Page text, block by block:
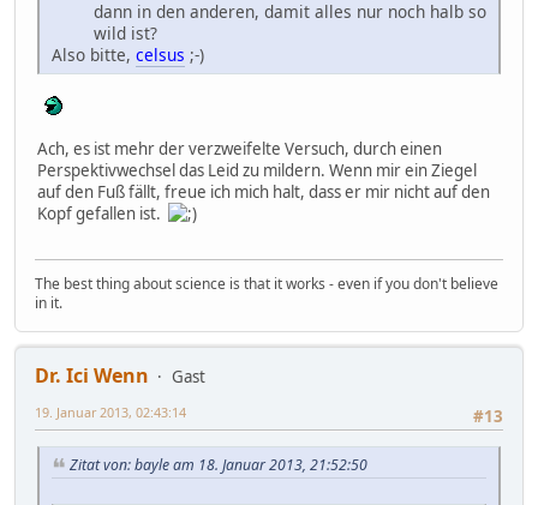
dann in den anderen, damit alles nur noch halb so
wild ist?
Also bitte, celsus ;-)
Ach, es ist mehr der verzweifelte Versuch, durch einen
Perspektivwechsel das Leid zu mildern. Wenn mir ein Ziegel
auf den Fuß fällt, freue ich mich halt, dass er mir nicht auf den
Kopf gefallen ist.
The best thing about science is that it works - even if you don't believe
in it.
Dr. Ici Wenn
Gast
#13
19. Januar 2013, 02:43:14
Zitat von: bayle am 18. Januar 2013, 21:52:50